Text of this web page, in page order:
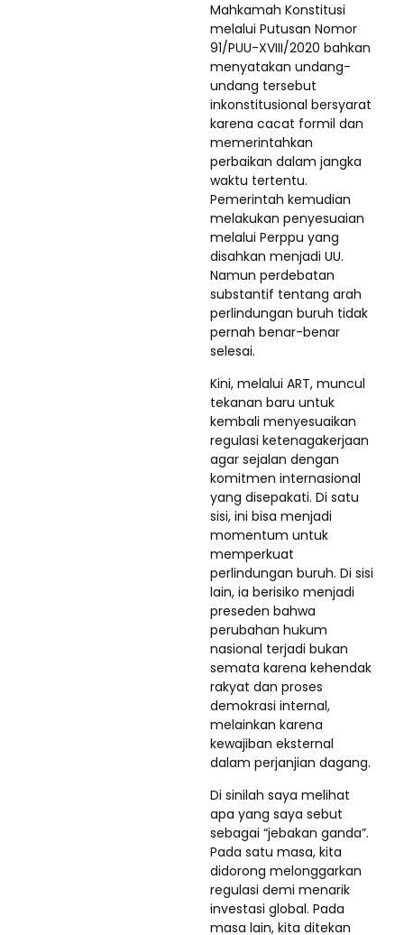
Mahkamah Konstitusi
melalui Putusan Nomor
91/PUU-XVIII/2020 bahkan
menyatakan undang-
undang tersebut
inkonstitusional bersyarat
karena cacat formil dan
memerintahkan
perbaikan dalam jangka
waktu tertentu.
Pemerintah kemudian
melakukan penyesuaian
melalui Perppu yang
disahkan menjadi UU.
Namun perdebatan
substantif tentang arah
perlindungan buruh tidak
pernah benar-benar
selesai.
Kini, melalui ART, muncul
tekanan baru untuk
kembali menyesuaikan
regulasi ketenagakerjaan
agar sejalan dengan
komitmen internasional
yang disepakati. Di satu
sisi, ini bisa menjadi
momentum untuk
memperkuat
perlindungan buruh. Di sisi
lain, ia berisiko menjadi
preseden bahwa
perubahan hukum
nasional terjadi bukan
semata karena kehendak
rakyat dan proses
demokrasi internal,
melainkan karena
kewajiban eksternal
dalam perjanjian dagang.
Di sinilah saya melihat
apa yang saya sebut
sebagai “jebakan ganda”.
Pada satu masa, kita
didorong melonggarkan
regulasi demi menarik
investasi global. Pada
masa lain, kita ditekan